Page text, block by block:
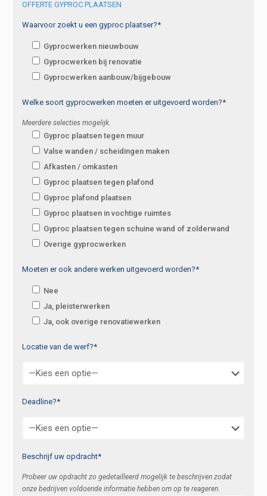
OFFERTE GYPROC PLAATSEN
Waarvoor zoekt u een gyproc plaatser?*
Gyprocwerken nieuwbouw
Gyprocwerken bij renovatie
Gyprocwerken aanbouw/bijgebouw
Welke soort gyprocwerken moeten er uitgevoerd worden?*
Meerdere selecties mogelijk.
Gyproc plaatsen tegen muur
Valse wanden / scheidingen maken
Afkasten / omkasten
Gyproc plaatsen tegen plafond
Gyproc plafond plaatsen
Gyproc plaatsen in vochtige ruimtes
Gyproc plaatsen tegen schuine wand of zolderwand
Overige gyprocwerken
Moeten er ook andere werken uitgevoerd worden?*
Nee
Ja, pleisterwerken
Ja, ook overige renovatiewerken
Locatie van de werf?*
Deadline?*
Beschrijf uw opdracht*
Probeer uw opdracht zo gedetailleerd mogelijk te beschrijven zodat
onze bedrijven voldoende informatie hebben om op te reageren.